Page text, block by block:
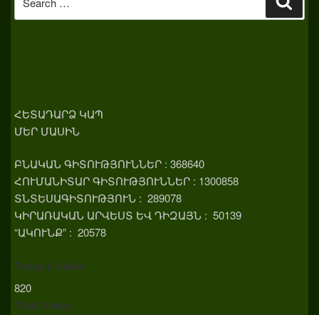
for:
ՀԵՏԱԴԱՐՁ ԿԱՊ
ՄԵՐ ՄԱՍԻՆ
ԲՆԱԿԱՆ ԳԻՏՈՒԹՅՈՒՆՆԵՐ : 368640
ՀՈՒՄԱՆԻՏԱՐ ԳԻՏՈՒԹՅՈՒՆՆԵՐ : 1300858
ՏՆՏԵՍԱԳԻՏՈՒԹՅՈՒՆ : 289078
ԿԻՐԱՌԱԿԱՆ ԱՐՎԵՍՏ ԵՎ ԴԻԶԱՅՆ : 50139
“ԱԿՈՒՆՔ” : 20578
Today's Visits:
820
Total Visits: